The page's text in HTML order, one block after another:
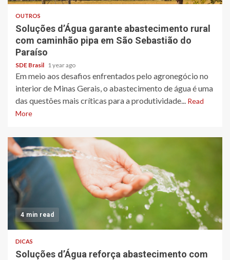
OUTROS
Soluções d’Água garante abastecimento rural
com caminhão pipa em São Sebastião do
Paraíso
SDE Brasil 1 year ago
Em meio aos desafios enfrentados pelo agronegócio no
interior de Minas Gerais, o abastecimento de água é uma
das questões mais críticas para a produtividade... Read
More
4 min read
DICAS
Soluções d’Água reforça abastecimento com